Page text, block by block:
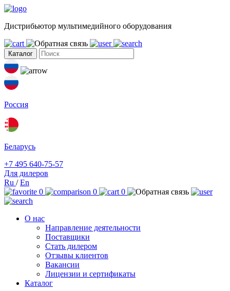
Дистрибьютор мультимедийного оборудования
Каталог
Россия
Беларусь
+7 495 640-75-57
Для дилеров
Ru /En
0
0 0
О нас
Направление деятельности
Поставщики
Стать дилером
Отзывы клиентов
Вакансии
Лицензии и сертификаты
Каталог